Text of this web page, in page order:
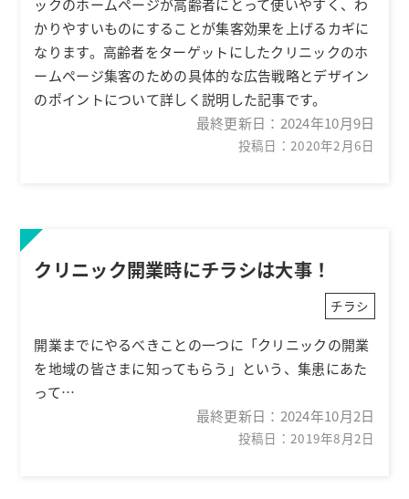
ックのホームページが高齢者にとって使いやすく、わ
かりやすいものにすることが集客効果を上げるカギに
なります。高齢者をターゲットにしたクリニックのホ
ームページ集客のための具体的な広告戦略とデザイン
のポイントについて詳しく説明した記事です。
最終更新日： 2024年10月9日
投稿日：2020年2月6日
クリニック開業時にチラシは大事！
チラシ
開業までにやるべきことの一つに「クリニックの開業
を地域の皆さまに知ってもらう」という、集患にあた
って…
最終更新日： 2024年10月2日
投稿日：2019年8月2日